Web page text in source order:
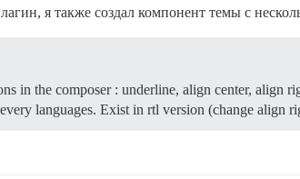
я также создал компонент темы с
in the composer : underline, align center, align
languages. Exist in rtl version (change align